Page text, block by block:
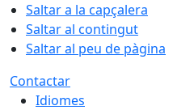
Saltar a la capçalera
Saltar al contingut
Saltar al peu de pàgina
Contactar
Idiomes